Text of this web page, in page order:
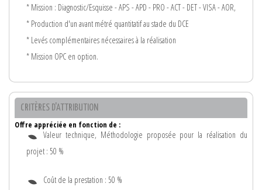
* Mission : Diagnostic/Esquisse - APS - APD - PRO - ACT - DET - VISA - AOR,
* Production d'un avant métré quantitatif au stade du DCE
* Levés complémentaires nécessaires à la réalisation
* Mission OPC en option.
CRITÈRES D'ATTRIBUTION
Offre appréciée en fonction de :
Valeur technique, Méthodologie proposée pour la réalisation du
projet : 50 %
Coût de la prestation : 50 %